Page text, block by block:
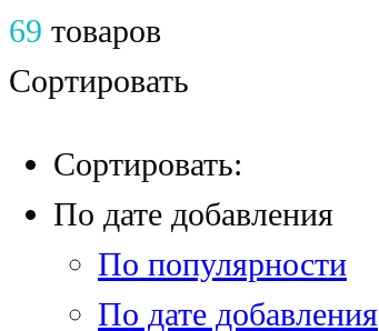
69 товаров
Сортировать
Сортировать:
По дате добавления
По популярности
По дате добавления